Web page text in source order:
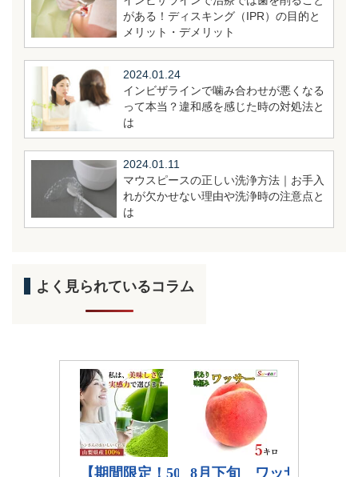
がある！ディスキング（IPR）の目的と
メリット・デメリット
2024.01.24
インビザラインで噛み合わせが悪くなる
って本当？違和感を感じた時の対処法と
は
2024.01.11
マウスピースの正しい洗浄方法｜お手入
れが欠かせない理由や洗浄時の注意点と
は
よく見られているコラム